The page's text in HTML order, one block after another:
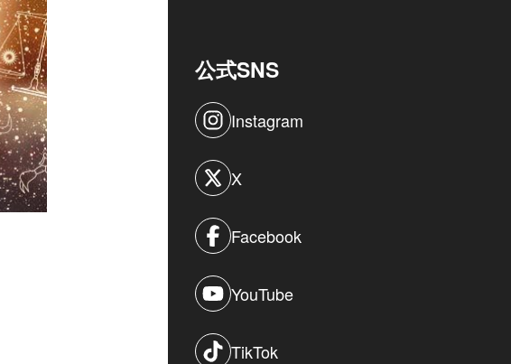
公式SNS
Instagram
X
Facebook
YouTube
TikTok